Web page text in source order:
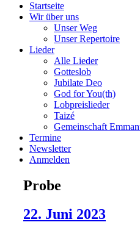
Startseite
Wir über uns
Unser Weg
Unser Repertoire
Lieder
Alle Lieder
Gotteslob
Jubilate Deo
God for You(th)
Lobpreislieder
Taizé
Gemeinschaft
Termine
Newsletter
Anmelden
Probe
22. Juni 2023